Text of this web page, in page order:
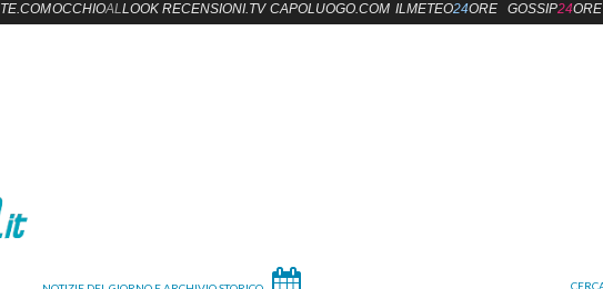
OCCHIOALLOOK RECENSIONI.TV CAPOLUOGO.COM ILMETEO24ORE GOSSIP24ORE